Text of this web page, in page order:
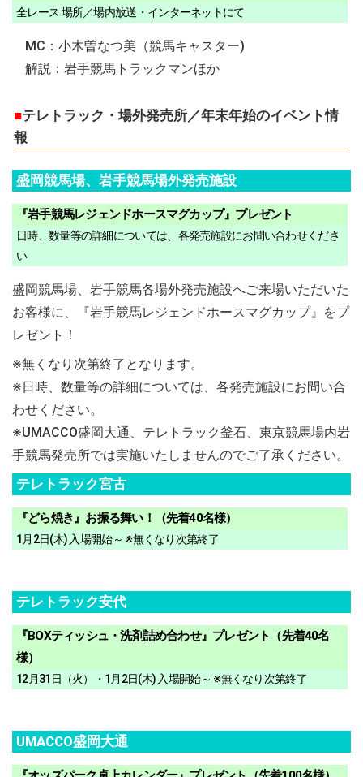
全レース 場所／場内放送・インターネットにて
MC：小木曽なつ美（競馬キャスター)
解説：岩手競馬トラックマンほか
■テレトラック・場外発売所／年末年始のイベント情
報
盛岡競馬場、岩手競馬場外発売施設
『岩手競馬レジェンドホースマグカップ』プレゼント
日時、数量等の詳細については、各発売施設にお問い合わせくださ
い
盛岡競馬場、岩手競馬各場外発売施設へご来場いただいた
お客様に、『岩手競馬レジェンドホースマグカップ』をプ
レゼント！
※無くなり次第終了となります。
※日時、数量等の詳細については、各発売施設にお問い合
わせください。
※UMACCO盛岡大通、テレトラック釜石、東京競馬場内岩
手競馬発売所では実施いたしませんのでご了承ください。
テレトラック宮古
『どら焼き』お振る舞い！（先着40名様）
1月2日(木) 入場開始～ ※無くなり次第終了
テレトラック安代
『BOXティッシュ・洗剤詰め合わせ』プレゼント（先着40名
様）
12月31日（火）・1月2日(木) 入場開始～ ※無くなり次第終了
UMACCO盛岡大通